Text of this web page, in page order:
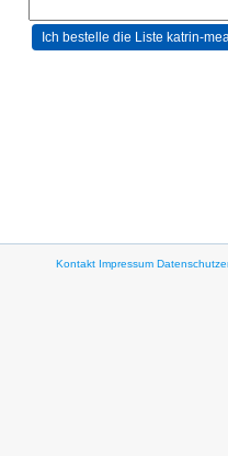
Kontakt Impressum